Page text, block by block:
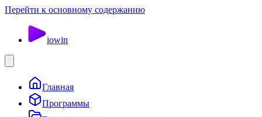
Перейти к основному содержанию
iowin
Главная
Программы